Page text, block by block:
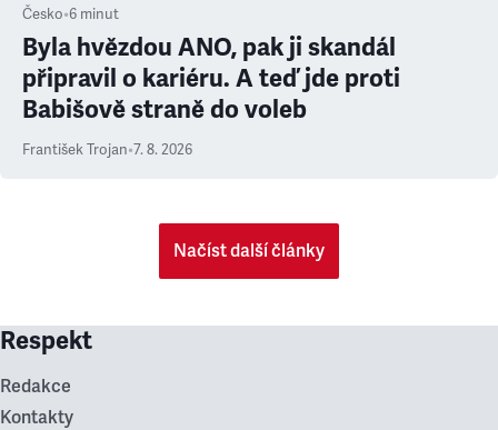
Česko•6 minut
Byla hvězdou ANO, pak ji skandál
připravil o kariéru. A teď jde proti
Babišově straně do voleb
František Trojan•7. 8. 2026
Načíst další články
Respekt
Redakce
Kontakty